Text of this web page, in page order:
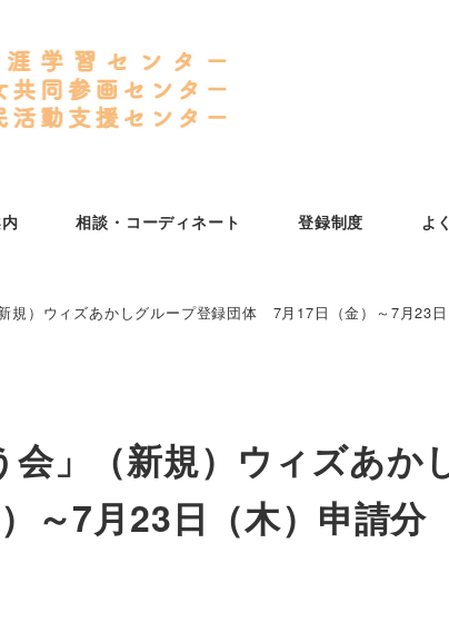
相談・コーディネート 登録制度 よ
新規）ウィズあかしグループ登録団体 7月17日（金）～7月23
会」（新規）ウィズあか
～7月23日（木）申請分